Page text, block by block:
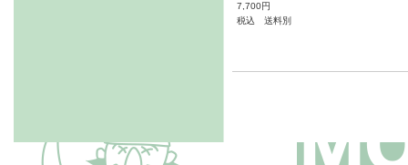
7,700円
税込 送料別